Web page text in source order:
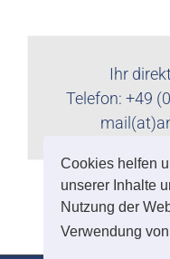
Cookies helfen
unserer Inhalte
Nutzung der
Verwendung
Ihr
Telefon: +49